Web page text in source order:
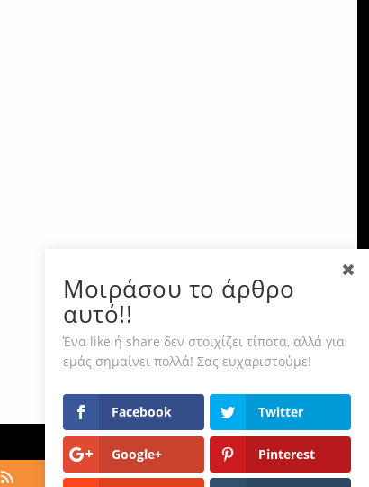
Μοιράσου το άρθρο
αυτό!!
Ένα like ή share δεν στοιχίζει τίποτα, αλλά για
εμάς σημαίνει πολλά! Σας ευχαριστούμε!
Facebook Twitter
Google+ Pinterest